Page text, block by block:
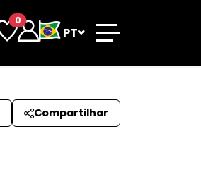
0
PT
Compartilhar